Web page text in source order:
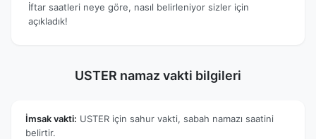
İftar saatleri neye göre, nasıl belirleniyor sizler için
açıkladık!
USTER namaz vakti bilgileri
İmsak vakti: USTER için sahur vakti, sabah namazı saatini
belirtir.